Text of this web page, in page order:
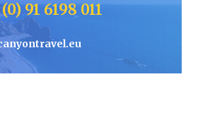
91 6198 011